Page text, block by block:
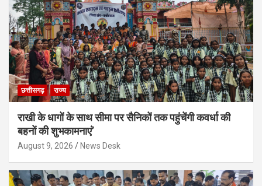
छत्तीसगढ़ राज्य
राखी के धागों के साथ सीमा पर सैनिकों तक पहुंचेंगी कवर्धा की
बहनों की शुभकामनाएं’
August 9, 2026 News Desk